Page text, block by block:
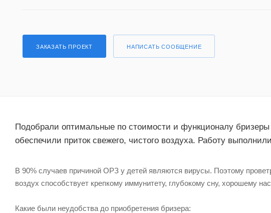
ЗАКАЗАТЬ ПРОЕКТ НАПИСАТЬ СООБЩЕНИЕ
Подобрали оптимальные по стоимости и функционалу
обеспечили приток свежего, чистого воздуха. Работу
В 90% случаев причиной ОРЗ у детей являются вирусы. Поэтому
воздух способствует крепкому иммунитету, глубокому сну, хорошему
Какие были неудобства до приобретения бризера: